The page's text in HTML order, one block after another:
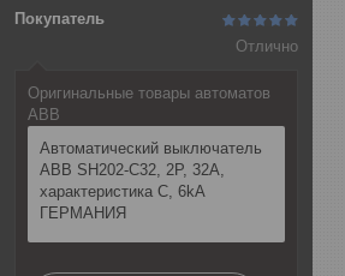
Покупатель
Отлично
Оригинальные товары автоматов
ABB
Автоматический выключатель
ABB SH202-C32, 2P, 32А,
характеристика C, 6kA
ГЕРМАНИЯ